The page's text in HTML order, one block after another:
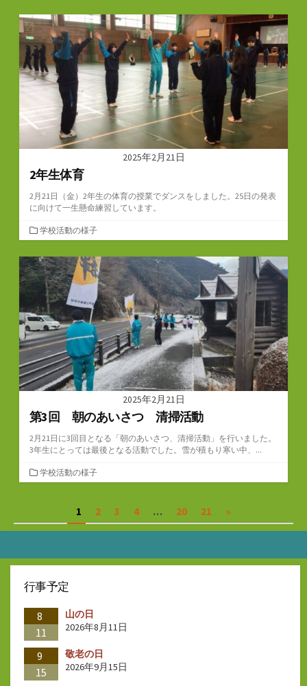
ゴ
リ
ー
2025年2月21日
2年生体育
2月21日（金）2年生の体育の授業でダンスをしました。25日の発表
に向けて一生懸命練習しています。
カ
テ
ゴ
リ
ー
学校活動の様子
2025年2月21日
第3回 朝のあいさつ 清掃活動
2月21日に3回目となる「朝のあいさつ、清掃活動」を行いました。
3年生にとっては最後となる活動でした。雪が積もり寒い中、...
カ
テ
ー
学校活動の様子
稿
ー
送
り
1 2 3 4 … 20 21 »
行事予定
8
11
山の日
2026年8月11日
9
15
敬老の日
2026年9月15日